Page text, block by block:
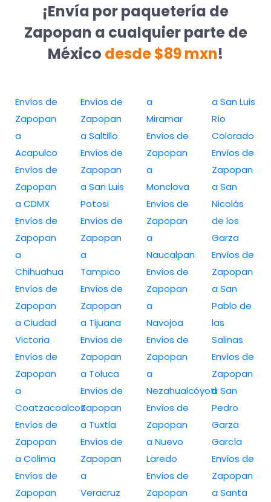
¡Envía por paquetería de
Zapopan a cualquier parte de
México desde $89 mxn!
Envíos de
Zapopan
a
Acapulco
Envíos de
Zapopan
a CDMX
Envíos de
Zapopan
a
Chihuahua
Envíos de
Zapopan
a Ciudad
Victoria
Envíos de
Zapopan
a
Coatzacoalcos
Envíos de
Zapopan
a Colima
Envíos de
Zapopan
Envíos de
Zapopan
a Saltillo
Envíos de
Zapopan
a San Luis
Potosi
Envíos de
Zapopan
a
Tampico
Envíos de
Zapopan
a Tijuana
Envíos de
Zapopan
a Toluca
Envíos de
Zapopan
a Tuxtla
Envíos de
Zapopan
a
Veracruz
a
Miramar
Envíos de
Zapopan
a
Monclova
Envíos de
Zapopan
a
Naucalpan
Envíos de
Zapopan
a
Navojoa
Envíos de
Zapopan
a
Nezahualcóyotl
Envíos de
Zapopan
a Nuevo
Laredo
Envíos de
Zapopan
a San Luis
Río
Colorado
Envíos de
Zapopan
a San
Nicolás
de los
Garza
Envíos de
Zapopan
a San
Pablo de
las
Salinas
Envíos de
Zapopan
a San
Pedro
Garza
García
Envíos de
Zapopan
a Santa